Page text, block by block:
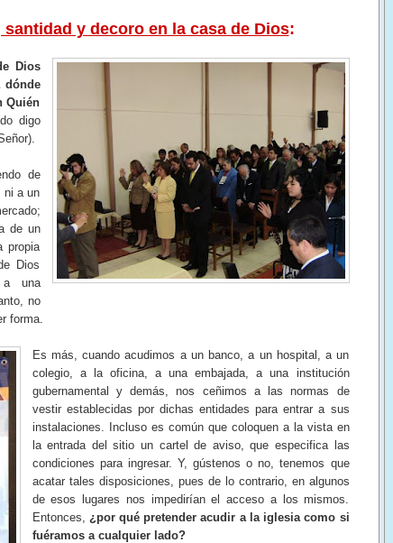
y decoro en la casa de Dios:
Dios
dónde
Quién
digo
de
ni a un
de un
propia
Dios
a una
no
forma.
Es más, cuando acudimos a un banco, a un hospital, a un
colegio, a la oficina, a una embajada, a una institución
gubernamental y demás, nos ceñimos a las normas de
vestir establecidas por dichas entidades para entrar a sus
instalaciones. Incluso es común que coloquen a la vista en
la entrada del sitio un cartel de aviso, que especifica las
condiciones para ingresar. Y, gústenos o no, tenemos que
acatar tales disposiciones, pues de lo contrario, en algunos
de esos lugares nos impedirían el acceso a los mismos.
Entonces, ¿por qué pretender acudir a la iglesia como si
fuéramos a cualquier lado?